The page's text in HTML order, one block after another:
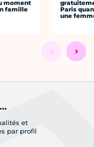
moment
famille
Paris
une
et
par profil